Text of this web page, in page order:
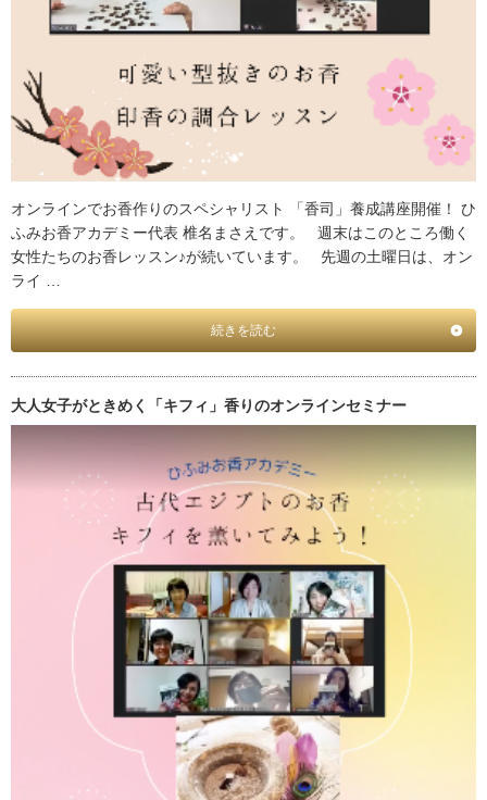
オンラインでお香作りのスペシャリスト 「香司」養成講座開催！ ひ
ふみお香アカデミー代表 椎名まさえです。 週末はこのところ働く
女性たちのお香レッスン♪が続いています。 先週の土曜日は、オン
ライ …
続きを読む
大人女子がときめく「キフィ」香りのオンラインセミナー